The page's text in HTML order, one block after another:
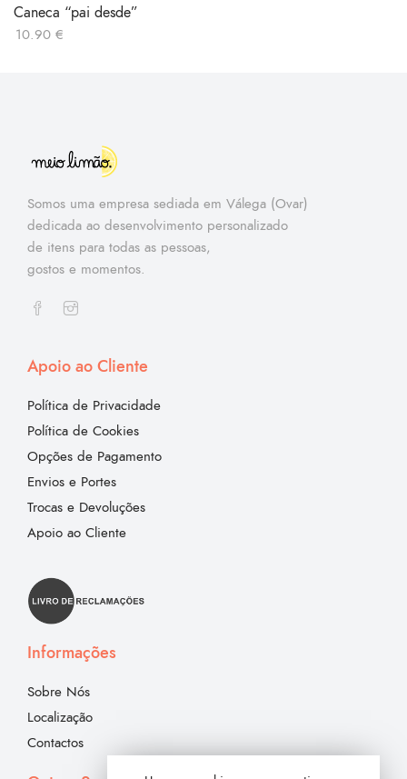
Caneca “pai desde”
10.90 €
Somos uma empresa sediada em Válega (Ovar)
dedicada ao desenvolvimento personalizado
de itens para todas as pessoas,
gostos e momentos.
Apoio ao Cliente
Política de Privacidade
Política de Cookies
Opções de Pagamento
Envios e Portes
Trocas e Devoluções
Apoio ao Cliente
Informações
Sobre Nós
Localização
Contactos